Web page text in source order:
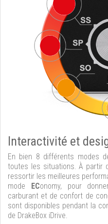
Interactivité et
En bien 8 différents modes
toutes les situations. À partir
ressortir les meilleures
mode EConomy, pour
carburant et de confort de
sont disponibles pendant la
de DrakeBox iDrive.